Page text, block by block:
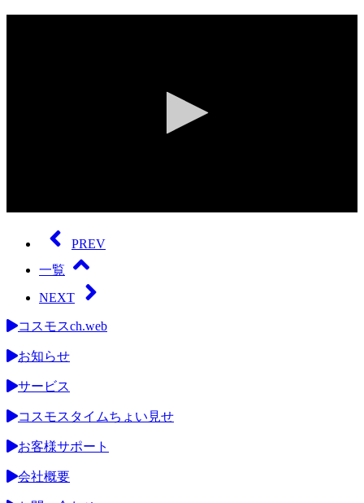
seconds
seconds
PREV
一覧
NEXT
コスモスch.web
お知らせ
サービス
コスモスタイムちょい見せ
お客様サポート
会社概要